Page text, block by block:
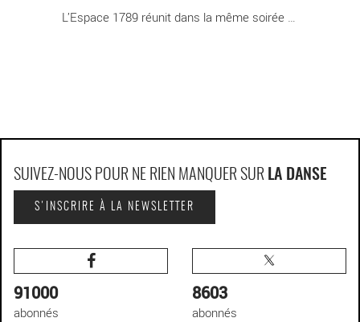
L’Espace 1789 réunit dans la même soirée deux [...]
SUIVEZ-NOUS POUR NE RIEN MANQUER SUR LA DANSE
S'INSCRIRE À LA NEWSLETTER
91000
abonnés
8603
abonnés